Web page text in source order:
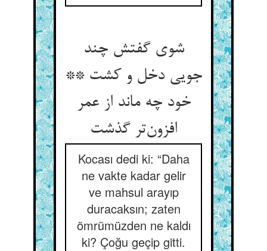
شوی گفتش چند
جویی دخل و کشت **
خود چه ماند از عمر
Kocası dedi ki: “Daha
ne vakte kadar gelir
ve mahsul arayıp
duracaksın; zaten
ömrümüzden ne kaldı
ki? Çoğu geçip gitti.